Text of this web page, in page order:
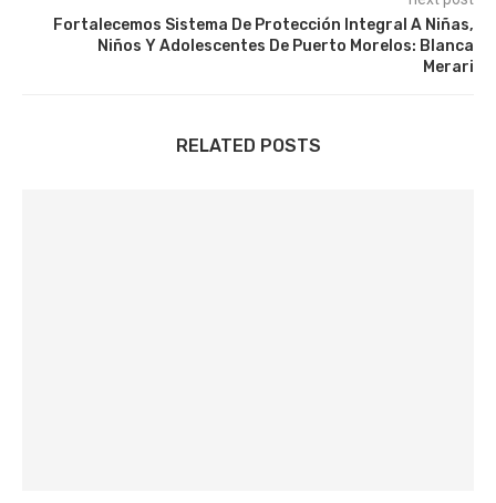
Fortalecemos Sistema De Protección Integral A Niñas,
Niños Y Adolescentes De Puerto Morelos: Blanca
Merari
RELATED POSTS